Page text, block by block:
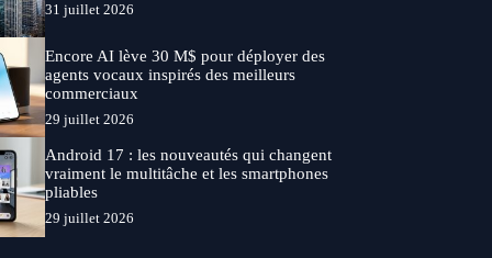
31 juillet 2026
Encore AI lève 30 M$ pour déployer des
agents vocaux inspirés des meilleurs
commerciaux
29 juillet 2026
Android 17 : les nouveautés qui changent
vraiment le multitâche et les smartphones
pliables
29 juillet 2026